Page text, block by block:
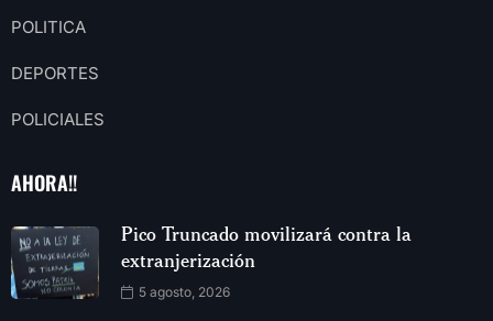
POLITICA
DEPORTES
POLICIALES
AHORA!!
Pico Truncado movilizará contra la
extranjerización
5 agosto, 2026